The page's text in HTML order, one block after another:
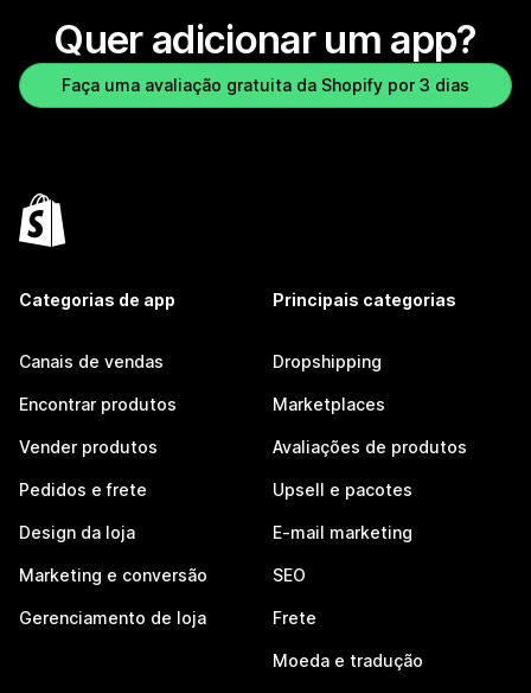
Quer adicionar um app?
Faça uma avaliação gratuita da Shopify por 3 dias
Categorias de app
Canais de vendas
Encontrar produtos
Vender produtos
Pedidos e frete
Design da loja
Marketing e conversão
Gerenciamento de loja
Principais categorias
Dropshipping
Marketplaces
Avaliações de produtos
Upsell e pacotes
E-mail marketing
SEO
Frete
Moeda e tradução